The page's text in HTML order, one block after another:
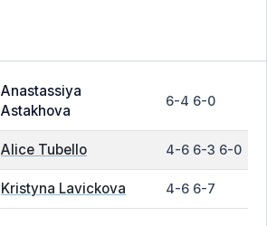
Anastassiya
Astakhova
6-4 6-0
Alice Tubello 4-6 6-3 6-0
Kristyna Lavickova 4-6 6-7